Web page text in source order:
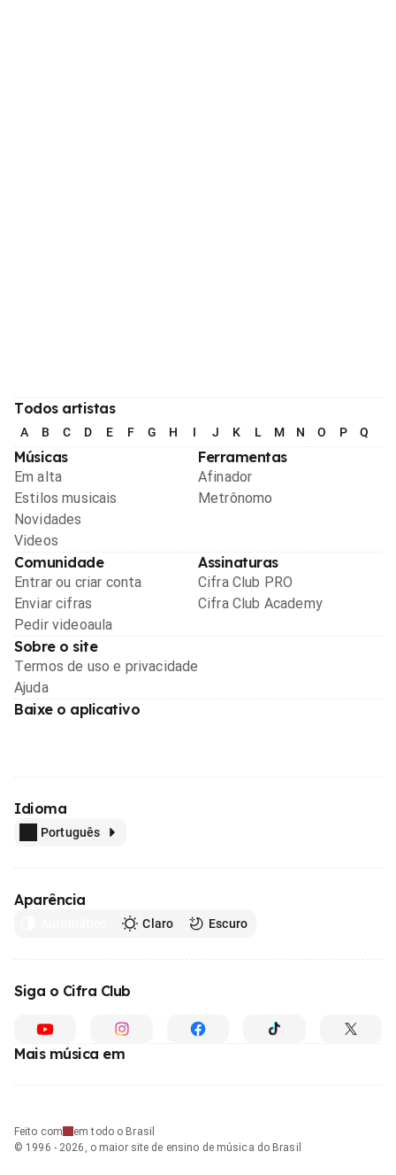
Todos artistas
A B C D E F G H I J K L M N O P Q
Músicas
Em alta
Estilos musicais
Novidades
Videos
Ferramentas
Afinador
Metrônomo
Comunidade
Entrar ou criar conta
Enviar cifras
Pedir videoaula
Assinaturas
Cifra Club PRO
Cifra Club Academy
Sobre o site
Termos de uso e privacidade
Ajuda
Baixe o aplicativo
Idioma
Português
Aparência
Claro Escuro
Siga o Cifra Club
Mais música em
Feito com
em todo o Brasil
© 1996 - 2026, o maior site de ensino de música do Brasil